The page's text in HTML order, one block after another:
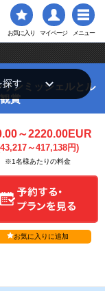
お気に入り マイページ メニュー
サンミッシェルとル
賞
～2220.00EUR
～417,138円)
※1名様あたりの料金
お気に入りに追加
を探すkeyboard_arrow_down